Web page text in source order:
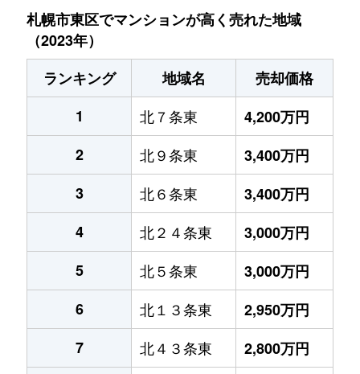
札幌市東区でマンションが高く売れた地域
（2023年）
ランキング
地域名
売却価格
1
北７条東
4,200万円
2
北９条東
3,400万円
3
北６条東
3,400万円
4
北２４条東
3,000万円
5
北５条東
3,000万円
6
北１３条東
2,950万円
7
北４３条東
2,800万円